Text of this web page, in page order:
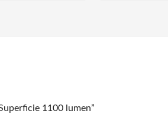
1100 lumen”